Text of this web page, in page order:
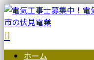
ホーム